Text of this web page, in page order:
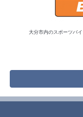
大分市内のスポーツバ